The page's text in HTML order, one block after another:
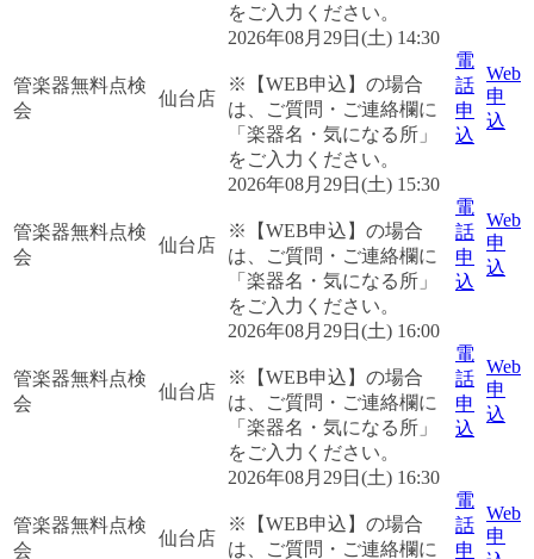
をご入力ください。
管楽器無料点検
会
仙台店
2026年08月29日(土) 14:30
※【WEB申込】の場合
は、ご質問・ご連絡欄に
「楽器名・気になる所」
をご入力ください。
電
話
申
込
Web
申
込
管楽器無料点検
会
仙台店
2026年08月29日(土) 15:30
※【WEB申込】の場合
は、ご質問・ご連絡欄に
「楽器名・気になる所」
をご入力ください。
電
話
申
込
Web
申
込
管楽器無料点検
会
仙台店
2026年08月29日(土) 16:00
※【WEB申込】の場合
は、ご質問・ご連絡欄に
「楽器名・気になる所」
をご入力ください。
電
話
申
込
Web
申
込
管楽器無料点検
会
仙台店
2026年08月29日(土) 16:30
※【WEB申込】の場合
は、ご質問・ご連絡欄に
電
話
申
Web
申